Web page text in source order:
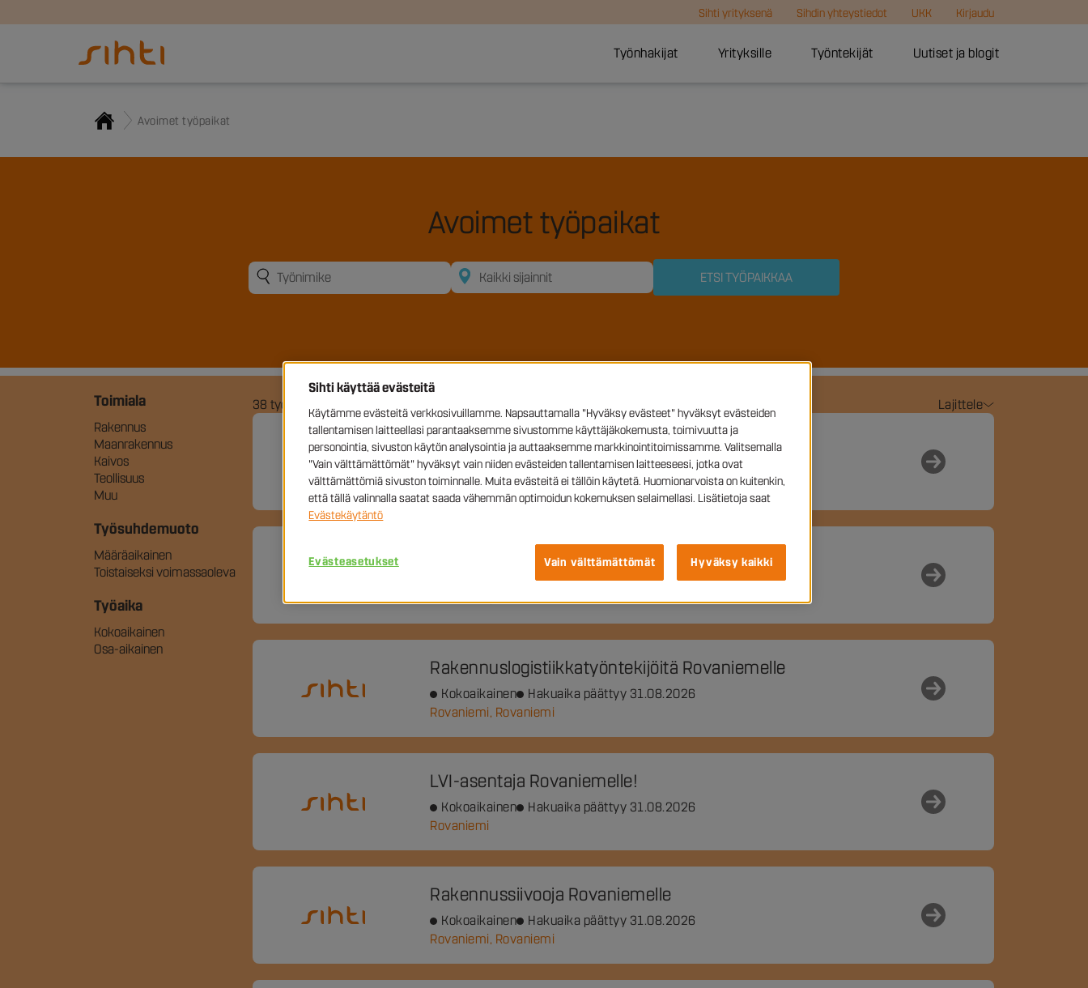
Työnhakijat Yrityksille Työntekijät Uutiset ja blogit
Kirjaudu
UKK
Sihdin yhteystiedot
Sihti yrityksenä
Avoimet työpaikat
Avoimet työpaikat
Toimiala
Rakennus
Maanrakennus
Kaivos
Teollisuus
Muu
Työsuhdemuoto
Määräaikainen
Toistaiseksi voimassaoleva
Työaika
Kokoaikainen
Osa-aikainen
38 työpaikkaa Lajittele
Raudoittaja Ouluun
Kokoaikainen
Hakuaika päättyy 09.08.2026
Oulu
Kaivinkoneenkuljettaja
Hakuaika päättyy 31.08.2026
Rovaniemi, Rovaniemi
Rakennuslogistiikkatyöntekijöitä Rovaniemelle
Kokoaikainen
Hakuaika päättyy 31.08.2026
Rovaniemi, Rovaniemi
LVI-asentaja Rovaniemelle!
Kokoaikainen
Hakuaika päättyy 31.08.2026
Rovaniemi
Rakennussiivooja Rovaniemelle
Kokoaikainen
Hakuaika päättyy 31.08.2026
Rovaniemi, Rovaniemi
Sihti käyttää evästeitä
Käytämme evästeitä verkkosivuillamme. Napsauttamalla "Hyväksy evästeet" hyväksyt evästeiden
tallentamisen laitteellasi parantaaksemme sivustomme käyttäjäkokemusta, toimivuutta ja
personointia, sivuston käytön analysointia ja auttaaksemme markkinointitoimissamme. Valitsemalla
"Vain välttämättömät" hyväksyt vain niiden evästeiden tallentamisen laitteeseesi, jotka ovat
välttämättömiä sivuston toiminnalle. Muita evästeitä ei tällöin käytetä. Huomionarvoista on kuitenkin,
että tällä valinnalla saatat saada vähemmän optimoidun kokemuksen selaimellasi. Lisätietoja saat
Evästekäytäntö
Vain välttämättömät Hyväksy kaikki
Evästeasetukset